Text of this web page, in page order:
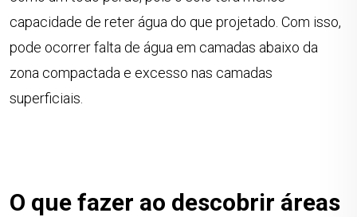
capacidade de reter água do que projetado. Com isso,
pode ocorrer falta de água em camadas abaixo da
zona compactada e excesso nas camadas
superficiais.
O que fazer ao descobrir áreas